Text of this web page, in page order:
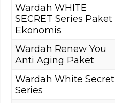
Wardah WHITE
SECRET Series Paket
Ekonomis
Wardah Renew You
Anti Aging Paket
Wardah White Secret
Series